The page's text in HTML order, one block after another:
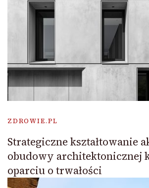
ZDROWIE.PL
Strategiczne kształtowanie
obudowy architektonicznej
oparciu o trwałości